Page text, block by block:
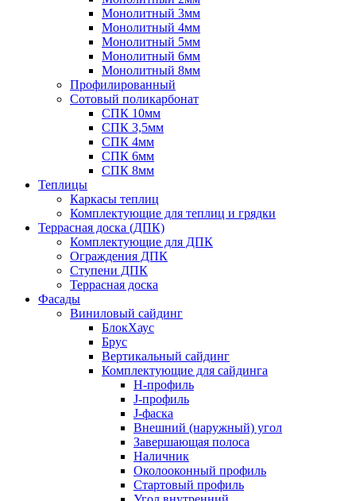
Монолитный 3мм
Монолитный 4мм
Монолитный 5мм
Монолитный 6мм
Монолитный 8мм
Профилированный
Сотовый поликарбонат
СПК 10мм
СПК 3,5мм
СПК 4мм
СПК 6мм
СПК 8мм
Теплицы
Каркасы теплиц
Комплектующие для теплиц и грядки
Террасная доска (ДПК)
Комплектующие для ДПК
Ограждения ДПК
Ступени ДПК
Террасная доска
Фасады
Виниловый сайдинг
БлокХаус
Брус
Вертикальный сайдинг
Комплектующие для сайдинга
H-профиль
J-профиль
J-фаска
Внешний (наружный) угол
Завершающая полоса
Наличник
Околооконный профиль
Стартовый профиль